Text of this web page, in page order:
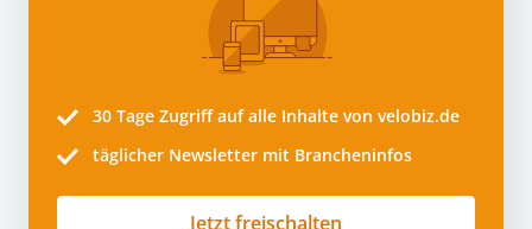
30 Tage Zugriff auf alle Inhalte von velobiz.de
täglicher Newsletter mit Brancheninfos
Jetzt freischalten